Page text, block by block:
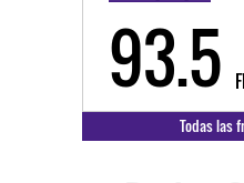
93.5
Todas las